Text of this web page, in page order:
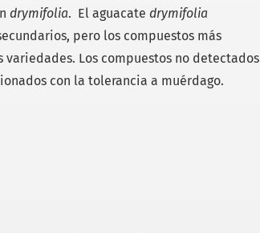
drymifolia. El aguacate drymifolia
pero los compuestos más
Los compuestos no detectados
con la tolerancia a muérdago.